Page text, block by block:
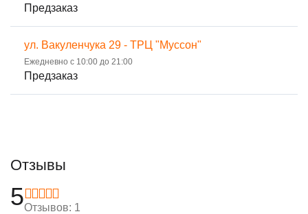
Предзаказ
ул. Вакуленчука 29 - ТРЦ "Муссон"
Ежедневно с 10:00 до 21:00
Предзаказ
Отзывы
5Отзывов: 1